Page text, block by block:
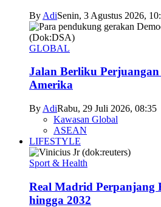
By AdiSenin, 3 Agustus 2026,
GLOBAL
Jalan Berliku
Amerika
By AdiRabu, 29 Juli 2026, 08:35
Kawasan Global
ASEAN
LIFESTYLE
Sport & Health
Real Madrid Perpanjang
hingga 2032